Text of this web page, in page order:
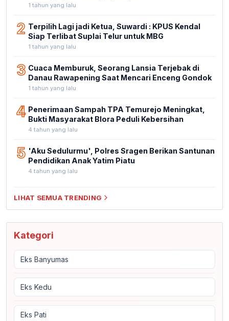
1 tahun yang lalu
2 Terpilih Lagi jadi Ketua, Suwardi : KPUS Kendal
Siap Terlibat Suplai Telur untuk MBG
1 tahun yang lalu
3 Cuaca Memburuk, Seorang Lansia Terjebak di
Danau Rawapening Saat Mencari Enceng Gondok
1 tahun yang lalu
4 Penerimaan Sampah TPA Temurejo Meningkat,
Bukti Masyarakat Blora Peduli Kebersihan
4 tahun yang lalu
5 'Aku Sedulurmu', Polres Sragen Berikan Santunan
Pendidikan Anak Yatim Piatu
4 tahun yang lalu
LIHAT SEMUA TRENDING
Kategori
Eks Banyumas
Eks Kedu
Eks Pati